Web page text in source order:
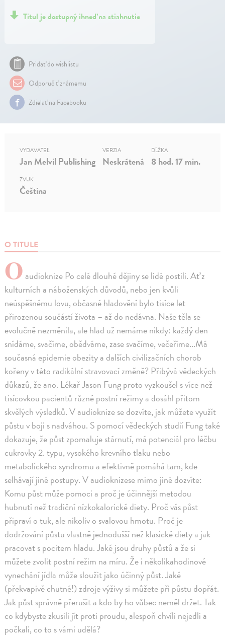
Titul je dostupný ihneď na stiahnutie
Pridať do wishlistu
Odporučiť známemu
Zdielať na Facebooku
O TITULE
O audioknize Po celé dlouhé dějiny se lidé postili. Ať z
kulturních a náboženských důvodů, nebo jen kvůli
neúspěšnému lovu, občasné hladovění bylo tisíce let
přirozenou součástí života – až do nedávna. Naše těla se
evolučně nezměnila, ale hlad už nemáme nikdy: každý den
snídáme, svačíme, obědváme, zase svačíme, večeříme...Má
současná epidemie obezity a dalších civilizačních chorob
kořeny v této radikální stravovací změně? Přibývá vědeckých
důkazů, že ano. Lékař Jason Fung proto vyzkoušel s více než
tisícovkou pacientů různé postní režimy a dosáhl přitom
skvělých výsledků. V audioknize se dozvíte, jak můžete využít
půstu v boji s nadváhou. S pomocí vědeckých studií Fung také
dokazuje, že půst zpomaluje stárnutí, má potenciál pro léčbu
cukrovky 2. typu, vysokého krevního tlaku nebo
metabolického syndromu a efektivně pomáhá tam, kde
selhávají jiné postupy. V audioknizese mimo jiné dozvíte:
Komu půst může pomoci a proč je účinnější metodou
hubnutí než tradiční nízkokalorické diety. Proč vás půst
připraví o tuk, ale nikoliv o svalovou hmotu. Proč je
dodržování půstu vlastně jednodušší než klasické diety a jak
pracovat s pocitem hladu. Jaké jsou druhy půstů a že si
můžete zvolit postní režim na míru. Že i několikahodinové
vynechání jídla může sloužit jako účinný půst. Jaké
(překvapivě chutné!) zdroje výživy si můžete při půstu dopřát.
Jak půst správně přerušit a kdo by ho vůbec neměl držet. Tak
co kdybyste zkusili jít proti proudu, alespoň chvíli nejedli a
počkali, co to s vámi udělá?
VYDAVATEĽ
Jan Melvil Publishing
VERZIA
Neskrátená
DĹŽKA
8 hod. 17 min.
ZVUK
Čeština